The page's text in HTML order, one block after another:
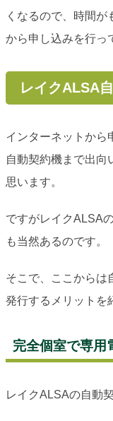
くなるので、時間が
から申し込みを行っ
レイクALSA
インターネットから
自動契約機まで出向
思います。
ですがレイクALSA
も当然あるのです。
そこで、ここからは
発行するメリットを
完全個室で専用
レイクALSAの自動